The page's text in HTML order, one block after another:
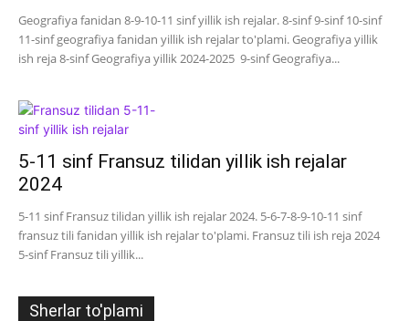
Geografiya fanidan 8-9-10-11 sinf yillik ish rejalar. 8-sinf 9-sinf 10-sinf
11-sinf geografiya fanidan yillik ish rejalar to'plami. Geografiya yillik
ish reja 8-sinf Geografiya yillik 2024-2025 9-sinf Geografiya...
5-11 sinf Fransuz tilidan yillik ish rejalar
2024
5-11 sinf Fransuz tilidan yillik ish rejalar 2024. 5-6-7-8-9-10-11 sinf
fransuz tili fanidan yillik ish rejalar to'plami. Fransuz tili ish reja 2024
5-sinf Fransuz tili yillik...
Sherlar to'plami